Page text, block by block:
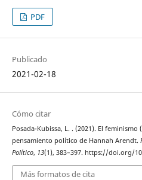
PDF
Publicado
2021-02-18
Cómo citar
Posada-Kubissa, L. . (2021). El
pensamiento político de Hannah Arendt.
Político, 13(1), 383–397. https://doi.org/
Más formatos de cita